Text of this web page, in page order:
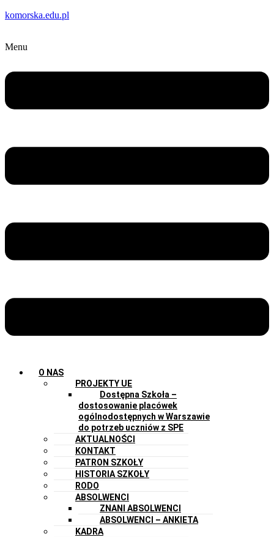
komorska.edu.pl
Menu
O NAS
PROJEKTY UE
Dostępna Szkoła –
dostosowanie placówek
ogólnodostępnych w Warszawie
do potrzeb uczniów z SPE
AKTUALNOŚCI
KONTAKT
PATRON SZKOŁY
HISTORIA SZKOŁY
RODO
ABSOLWENCI
ZNANI ABSOLWENCI
ABSOLWENCI – ANKIETA
KADRA